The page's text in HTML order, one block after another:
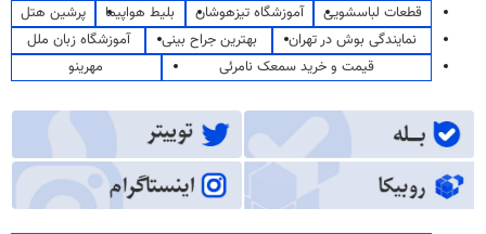
قطعات لباسشویی
آموزشگاه تیزهوشان بلیط هواپیما
پرشین هتل
نمایندگی بوش در تهران
بهترین جراح بینی
آموزشگاه زبان ملل
قیمت و خرید سمعک نامرئی
مهرینو